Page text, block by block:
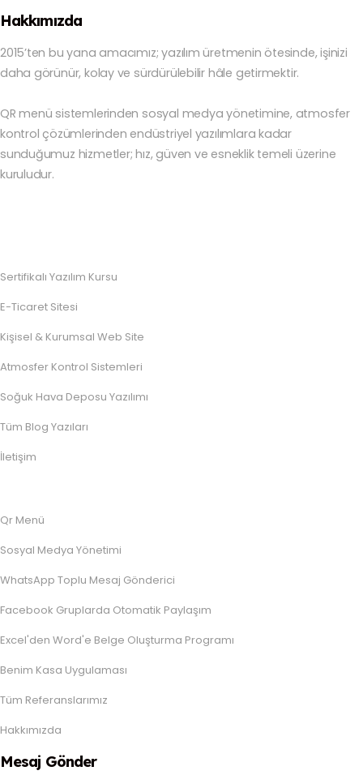
Hakkımızda
2015’ten bu yana amacımız; yazılım üretmenin ötesinde, işinizi
daha görünür, kolay ve sürdürülebilir hâle getirmektir.
QR menü sistemlerinden sosyal medya yönetimine, atmosfer
kontrol çözümlerinden endüstriyel yazılımlara kadar
sunduğumuz hizmetler; hız, güven ve esneklik temeli üzerine
kuruludur.
Sertifikalı Yazılım Kursu
E-Ticaret Sitesi
Kişisel & Kurumsal Web Site
Atmosfer Kontrol Sistemleri
Soğuk Hava Deposu Yazılımı
Tüm Blog Yazıları
İletişim
Qr Menü
Sosyal Medya Yönetimi
WhatsApp Toplu Mesaj Gönderici
Facebook Gruplarda Otomatik Paylaşım
Excel'den Word'e Belge Oluşturma Programı
Benim Kasa Uygulaması
Tüm Referanslarımız
Hakkımızda
Mesaj Gönder